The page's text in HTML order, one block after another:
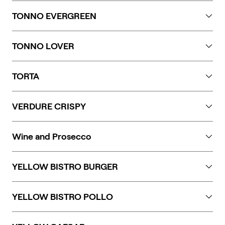
TONNO EVERGREEN
TONNO LOVER
TORTA
sesamo.
VERDURE CRISPY
Wine and Prosecco
YELLOW BISTRO BURGER
YELLOW BISTRO POLLO